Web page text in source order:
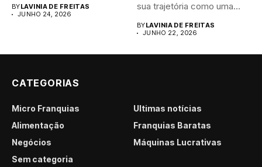
BYLAVINIA DE FREITAS
JUNHO 24, 2026
sua trajetória como uma
BYLAVINIA DE FREITAS
JUNHO 22, 2026
CATEGORIAS
Micro Franquias
Últimas notícias
Alimentação
Franquias Baratas
Negócios
Máquinas Lucrativas
Sem categoria